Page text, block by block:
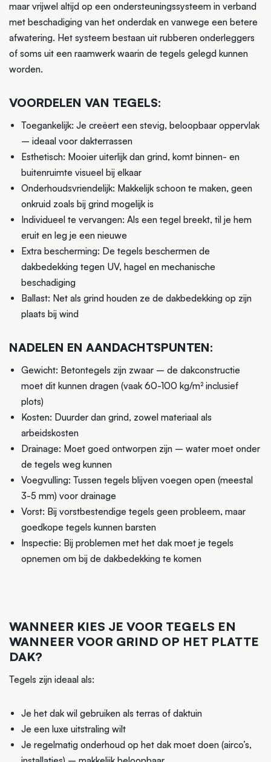
maar vrijwel altijd op een ondersteuningssysteem in verband
met beschadiging van het onderdak en vanwege een betere
afwatering. Het systeem bestaan uit rubberen onderleggers
of soms uit een raamwerk waarin de tegels gelegd kunnen
worden.
VOORDELEN VAN TEGELS:
Toegankelijk: Je creëert een stevig, beloopbaar oppervlak
– ideaal voor dakterrassen
Esthetisch: Mooier uiterlijk dan grind, komt binnen- en
buitenruimte visueel bij elkaar
Onderhoudsvriendelijk: Makkelijk schoon te maken, geen
onkruid zoals bij grind mogelijk is
Individueel te vervangen: Als een tegel breekt, til je hem
eruit en leg je een nieuwe
Extra bescherming: De tegels beschermen de
dakbedekking tegen UV, hagel en mechanische
beschadiging
Ballast: Net als grind houden ze de dakbedekking op zijn
plaats bij wind
NADELEN EN AANDACHTSPUNTEN:
Gewicht: Betontegels zijn zwaar – de dakconstructie
moet dit kunnen dragen (vaak 60-100 kg/m² inclusief
plots)
Kosten: Duurder dan grind, zowel materiaal als
arbeidskosten
Drainage: Moet goed ontworpen zijn – water moet onder
de tegels weg kunnen
Voegvulling: Tussen tegels blijven voegen open (meestal
3-5 mm) voor drainage
Vorst: Bij vorstbestendige tegels geen probleem, maar
goedkope tegels kunnen barsten
Inspectie: Bij problemen met het dak moet je tegels
opnemen om bij de dakbedekking te komen
WANNEER KIES JE VOOR TEGELS EN
WANNEER VOOR GRIND OP HET PLATTE
DAK?
Tegels zijn ideaal als:
Je het dak wil gebruiken als terras of daktuin
Je een luxe uitstraling wilt
Je regelmatig onderhoud op het dak moet doen (airco’s,